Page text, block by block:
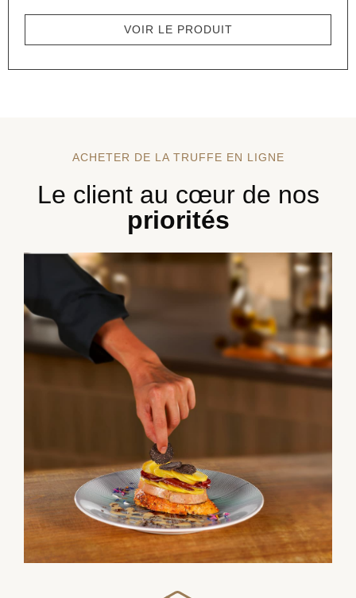
VOIR LE PRODUIT
ACHETER DE LA TRUFFE EN LIGNE
Le client au cœur de nos
priorités